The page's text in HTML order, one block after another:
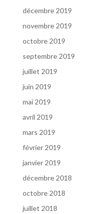
décembre 2019
novembre 2019
octobre 2019
septembre 2019
juillet 2019
juin 2019
mai 2019
avril 2019
mars 2019
février 2019
janvier 2019
décembre 2018
octobre 2018
juillet 2018